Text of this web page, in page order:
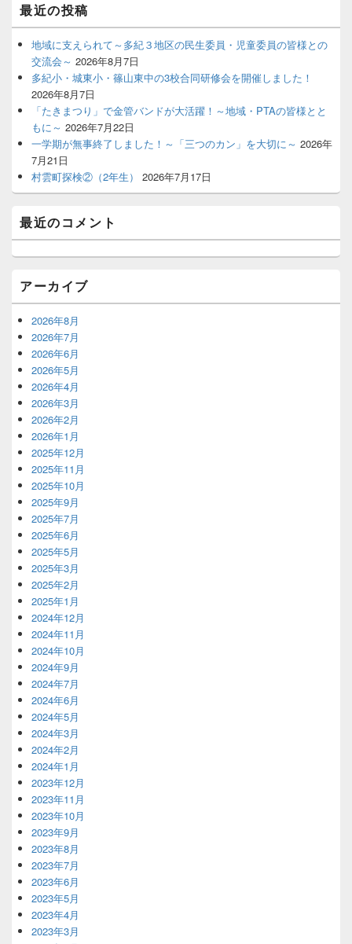
ェ
ッ
ト
ア
最近の投稿
地域に支えられて～多紀３地区の民生委員・児童委員の皆様との
交流会～ 2026年8月7日
多紀小・城東小・篠山東中の3校合同研修会を開催しました！
2026年8月7日
「たきまつり」で金管バンドが大活躍！～地域・PTAの皆様とと
もに～ 2026年7月22日
一学期が無事終了しました！～「三つのカン」を大切に～ 2026年
7月21日
村雲町探検②（2年生）
2026年7月17日
最近のコメント
アーカイブ
2026年8月
2026年7月
2026年6月
2026年5月
2026年4月
2026年3月
2026年2月
2026年1月
2025年12月
2025年11月
2025年10月
2025年9月
2025年7月
2025年6月
2025年5月
2025年3月
2025年2月
2025年1月
2024年12月
2024年11月
2024年10月
2024年9月
2024年7月
2024年6月
2024年5月
2024年3月
2024年2月
2024年1月
2023年12月
2023年11月
2023年10月
2023年9月
2023年8月
2023年7月
2023年6月
2023年5月
2023年4月
2023年3月